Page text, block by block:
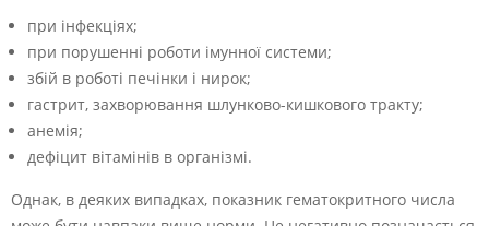
при інфекціях;
при порушенні роботи імунної системи;
збій в роботі печінки і нирок;
гастрит, захворювання шлунково-кишкового тракту;
анемія;
дефіцит вітамінів в організмі.
Однак, в деяких випадках, показник гематокритного числа